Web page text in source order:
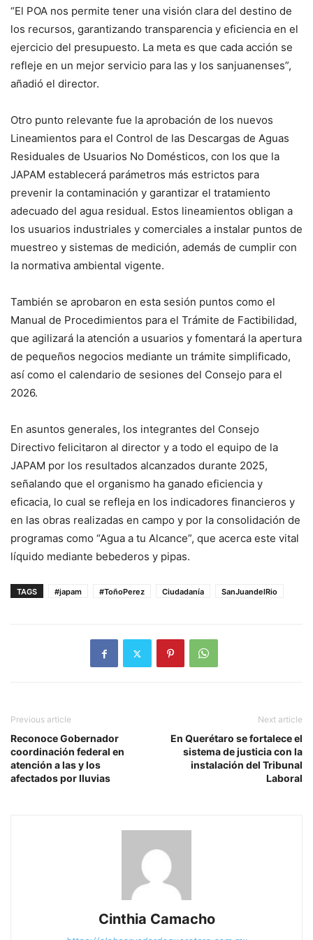
“El POA nos permite tener una visión clara del destino de
los recursos, garantizando transparencia y eficiencia en el
ejercicio del presupuesto. La meta es que cada acción se
refleje en un mejor servicio para las y los sanjuanenses”,
añadió el director.
Otro punto relevante fue la aprobación de los nuevos
Lineamientos para el Control de las Descargas de Aguas
Residuales de Usuarios No Domésticos, con los que la
JAPAM establecerá parámetros más estrictos para
prevenir la contaminación y garantizar el tratamiento
adecuado del agua residual. Estos lineamientos obligan a
los usuarios industriales y comerciales a instalar puntos de
muestreo y sistemas de medición, además de cumplir con
la normativa ambiental vigente.
También se aprobaron en esta sesión puntos como el
Manual de Procedimientos para el Trámite de Factibilidad,
que agilizará la atención a usuarios y fomentará la apertura
de pequeños negocios mediante un trámite simplificado,
así como el calendario de sesiones del Consejo para el
2026.
En asuntos generales, los integrantes del Consejo
Directivo felicitaron al director y a todo el equipo de la
JAPAM por los resultados alcanzados durante 2025,
señalando que el organismo ha ganado eficiencia y
eficacia, lo cual se refleja en los indicadores financieros y
en las obras realizadas en campo y por la consolidación de
programas como “Agua a tu Alcance”, que acerca este vital
líquido mediante bebederos y pipas.
TAGS #japam #ToñoPerez Ciudadanía SanJuandelRio
Previous article
Reconoce Gobernador
coordinación federal en
atención a las y los
afectados por lluvias
Next article
En Querétaro se fortalece el
sistema de justicia con la
instalación del Tribunal
Laboral
Cinthia Camacho